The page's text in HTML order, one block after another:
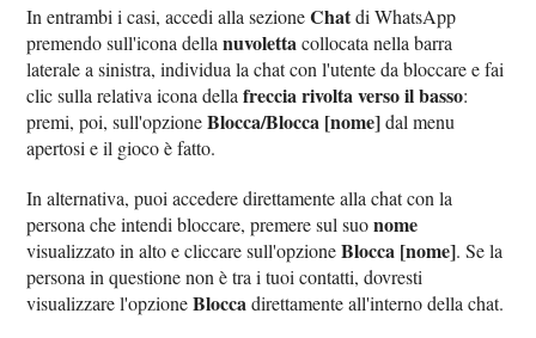
In entrambi i casi, accedi alla sezioneChatdi WhatsApp
premendo sull'icona dellanuvolettacollocata nella barra
laterale a sinistra, individua la chat con l'utente da bloccare e fai
clic sulla relativa icona dellafreccia rivolta verso il basso:
premi, poi, sull'opzioneBlocca/Blocca [nome]dal menu
apertosi e il gioco è fatto.
In alternativa, puoi accedere direttamente alla chat con la
persona che intendi bloccare, premere sul suonome
visualizzato in alto e cliccare sull'opzioneBlocca [nome]. Se la
persona in questione non è tra i tuoi contatti, dovresti
visualizzare l'opzioneBloccadirettamente all'interno della chat.